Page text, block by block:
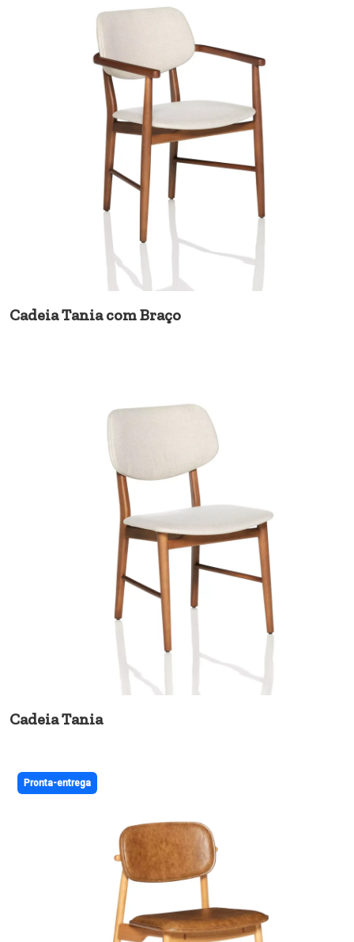
Cadeia Tania com Braço
Cadeia Tania
Pronta-entrega